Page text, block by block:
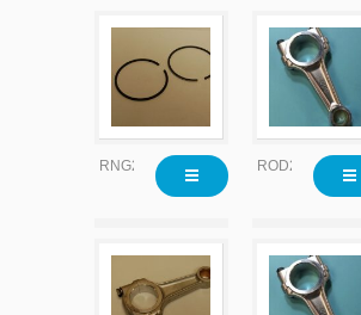
RNG2207 ROD2200